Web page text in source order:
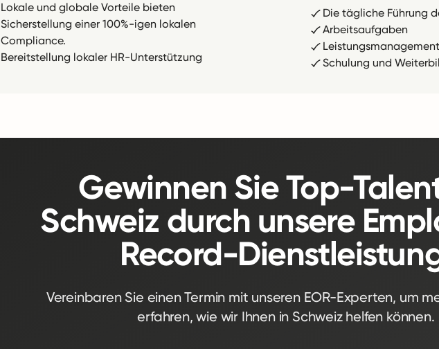
Lokale und globale Vorteile bieten
Sicherstellung einer 100%-igen lokalen
Compliance.
Bereitstellung lokaler HR-Unterstützung
Die tägliche Führung
Arbeitsaufgaben
Leistungsmanagement
Schulung und
Gewinnen Sie Top-
Schweiz durch unsere
Record-
Vereinbaren Sie einen Termin mit unseren EOR-Experten, um
erfahren, wie wir Ihnen in Schweiz helfen können.